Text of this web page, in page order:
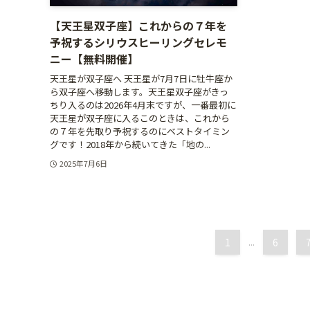
【天王星双子座】これからの７年を
予祝するシリウスヒーリングセレモ
ニー【無料開催】
天王星が双子座へ 天王星が7月7日に牡牛座か
ら双子座へ移動します。天王星双子座がきっ
ちり入るのは2026年4月末ですが、一番最初に
天王星が双子座に入るこのときは、これから
の７年を先取り予祝するのにベストタイミン
グです！2018年から続いてきた「地の...
2025年7月6日
1 ... 6 7